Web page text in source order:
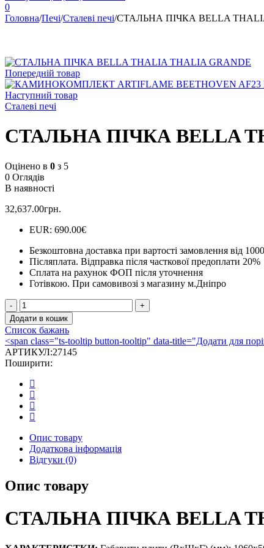
0
Головна/Печі/Сталеві печі/СТАЛЬНА ПІЧКА BELLA
Попередній товар
Наступний товар
Сталеві печі
СТАЛЬНА ПІЧКА BELLA
Оцінено в 0 з 5
0 Оглядів
В наявності
32,637.00грн.
EUR: 690.00€
Безкоштовна доставка при вартості замовлення від
Післяплата. Відправка після часткової предоплати 20%
Сплата на рахунок ФОП після уточнення
Готівкою. При самовивозі з магазину м.Дніпро
СТАЛЬНА
ПІЧКА
BELLA
THALIA
CUCINA
(З
ДУХОВКОЮ)
кількість
Додати в кошик
Список бажань
<span class="ts-tooltip button-tooltip" data-title="Додати для
АРТИКУЛ:27145
Поширити:
Опис товару
Додаткова інформація
Відгуки (0)
Опис товару
СТАЛЬНА ПІЧКА BELLA